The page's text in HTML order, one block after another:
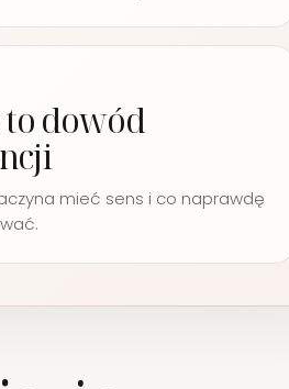
dowód
mieć sens i co naprawdę